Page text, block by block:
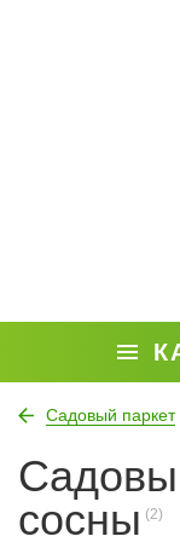
Садовый паркет
сосны